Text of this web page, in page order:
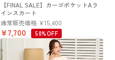
【FINAL SALE】カーゴポケットAラ
インスカート
通常販売価格 ¥15,400
¥7,700 50%OFF